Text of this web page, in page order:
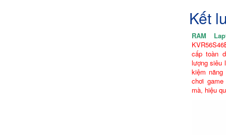
Kết
RAM
cấp toàn
lượng siêu
kiệm
chơi
mà, hiệu